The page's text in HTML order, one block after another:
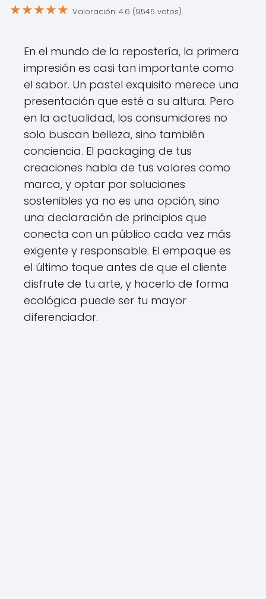
★★★★★ Valoración: 4.6 (9545 votos)
En el mundo de la repostería, la primera
impresión es casi tan importante como
el sabor. Un pastel exquisito merece una
presentación que esté a su altura. Pero
en la actualidad, los consumidores no
solo buscan belleza, sino también
conciencia. El packaging de tus
creaciones habla de tus valores como
marca, y optar por soluciones
sostenibles ya no es una opción, sino
una declaración de principios que
conecta con un público cada vez más
exigente y responsable. El empaque es
el último toque antes de que el cliente
disfrute de tu arte, y hacerlo de forma
ecológica puede ser tu mayor
diferenciador.